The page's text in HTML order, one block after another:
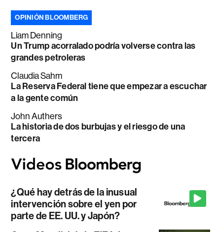
OPINIÓN BLOOMBERG
Liam Denning
Un Trump acorralado podría volverse contra las
grandes petroleras
Claudia Sahm
La Reserva Federal tiene que empezar a escuchar
a la gente común
John Authers
La historia de dos burbujas y el riesgo de una
tercera
¿Qué hay detrás de la inusual
intervención sobre el yen por
parte de EE. UU. y Japón?